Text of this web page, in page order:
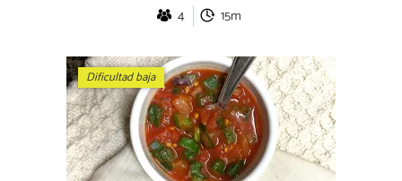
4 15m
Dificultad baja